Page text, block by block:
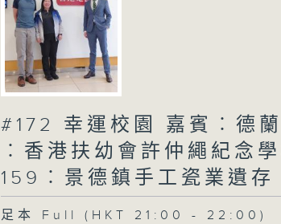
#172 幸運校園 嘉賓︰德
︰香港扶幼會許仲繩紀念
159︰景德鎮手工瓷業遺存
足本 Full (HKT 21:00 - 22:00)